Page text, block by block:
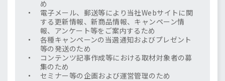
め
電子メール、郵送等により当社Webサイトに関
する更新情報、新商品情報、キャンペーン情
報、アンケート等をご案内するため
各種キャンペーンの当選通知およびプレゼント
等の発送のため
コンテンツ記事作成等における取材対象者の募
集のため
セミナー等の企画および運営管理のため